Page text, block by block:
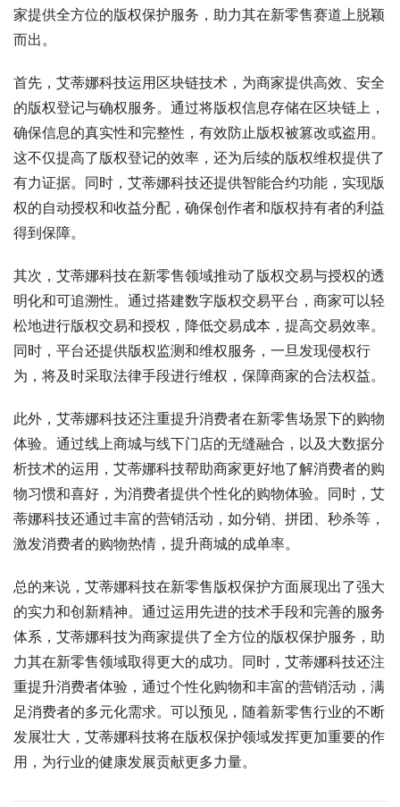
家提供全方位的版权保护服务，助力其在新零售赛道上脱颖
而出。
首先，艾蒂娜科技运用区块链技术，为商家提供高效、安全
的版权登记与确权服务。通过将版权信息存储在区块链上，
确保信息的真实性和完整性，有效防止版权被篡改或盗用。
这不仅提高了版权登记的效率，还为后续的版权维权提供了
有力证据。同时，艾蒂娜科技还提供智能合约功能，实现版
权的自动授权和收益分配，确保创作者和版权持有者的利益
得到保障。
其次，艾蒂娜科技在新零售领域推动了版权交易与授权的透
明化和可追溯性。通过搭建数字版权交易平台，商家可以轻
松地进行版权交易和授权，降低交易成本，提高交易效率。
同时，平台还提供版权监测和维权服务，一旦发现侵权行
为，将及时采取法律手段进行维权，保障商家的合法权益。
此外，艾蒂娜科技还注重提升消费者在新零售场景下的购物
体验。通过线上商城与线下门店的无缝融合，以及大数据分
析技术的运用，艾蒂娜科技帮助商家更好地了解消费者的购
物习惯和喜好，为消费者提供个性化的购物体验。同时，艾
蒂娜科技还通过丰富的营销活动，如分销、拼团、秒杀等，
激发消费者的购物热情，提升商城的成单率。
总的来说，艾蒂娜科技在新零售版权保护方面展现出了强大
的实力和创新精神。通过运用先进的技术手段和完善的服务
体系，艾蒂娜科技为商家提供了全方位的版权保护服务，助
力其在新零售领域取得更大的成功。同时，艾蒂娜科技还注
重提升消费者体验，通过个性化购物和丰富的营销活动，满
足消费者的多元化需求。可以预见，随着新零售行业的不断
发展壮大，艾蒂娜科技将在版权保护领域发挥更加重要的作
用，为行业的健康发展贡献更多力量。